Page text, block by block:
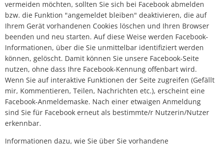
vermeiden möchten, sollten Sie sich bei Facebook abmelden
bzw. die Funktion "angemeldet bleiben" deaktivieren, die auf
Ihrem Gerät vorhandenen Cookies löschen und Ihren Browser
beenden und neu starten. Auf diese Weise werden Facebook-
Informationen, über die Sie unmittelbar identifiziert werden
können, gelöscht. Damit können Sie unsere Facebook-Seite
nutzen, ohne dass Ihre Facebook-Kennung offenbart wird.
Wenn Sie auf interaktive Funktionen der Seite zugreifen (Gefällt
mir, Kommentieren, Teilen, Nachrichten etc.), erscheint eine
Facebook-Anmeldemaske. Nach einer etwaigen Anmeldung
sind Sie für Facebook erneut als bestimmte/r Nutzerin/Nutzer
erkennbar.
Informationen dazu, wie Sie über Sie vorhandene